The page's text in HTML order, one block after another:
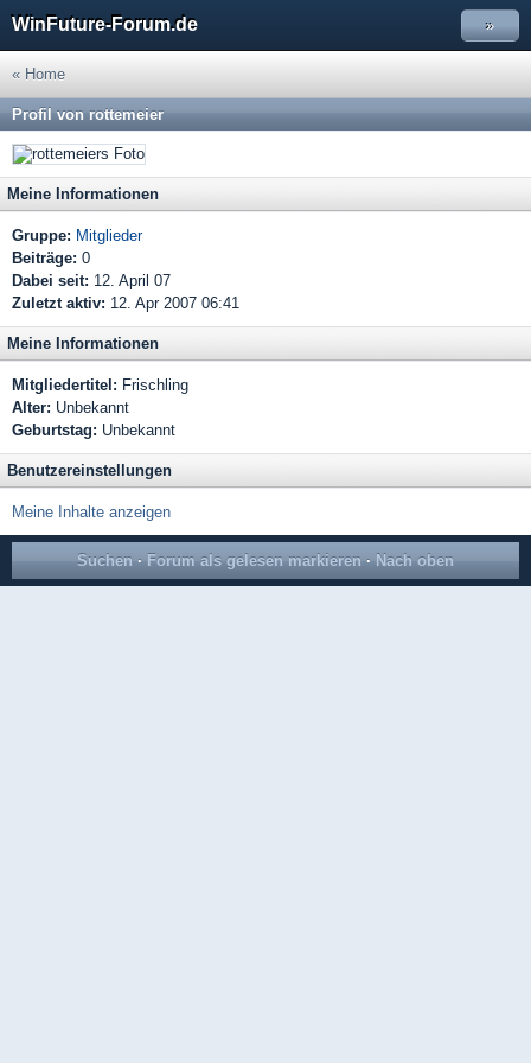
WinFuture-Forum.de »
« Home
Profil von rottemeier
Meine Informationen
Gruppe: Mitglieder
Beiträge: 0
Dabei seit: 12. April 07
Zuletzt aktiv: 12. Apr 2007 06:41
Meine Informationen
Mitgliedertitel: Frischling
Alter: Unbekannt
Geburtstag: Unbekannt
Benutzereinstellungen
Meine Inhalte anzeigen
Suchen · Forum als gelesen markieren · Nach oben